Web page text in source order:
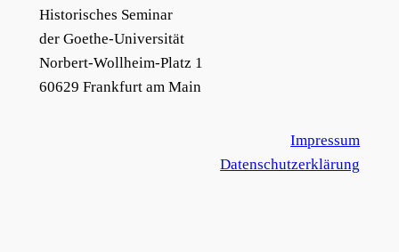
Historisches Seminar
der Goethe-Universität
Norbert-Wollheim-Platz 1
60629 Frankfurt am Main
Impressum
Datenschutzerklärung